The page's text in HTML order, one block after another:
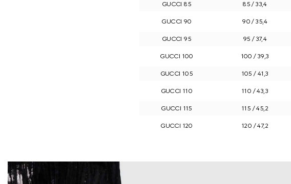
GUCCI 85 85 / 33,4
GUCCI 90 90 / 35,4
GUCCI 95 95 / 37,4
GUCCI 100 100 / 39,3
GUCCI 105 105 / 41,3
GUCCI 110 110 / 43,3
GUCCI 115 115 / 45,2
GUCCI 120 120 / 47,2